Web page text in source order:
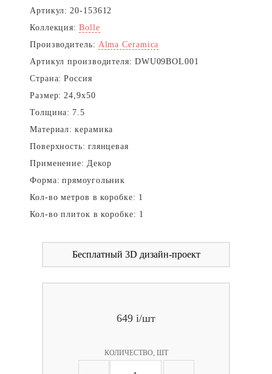
Артикул: 20-153612
Коллекция: Bolle
Производитель: Alma Ceramica
Артикул производителя: DWU09BOL001
Страна: Россия
Размер: 24,9x50
Толщина: 7.5
Материал: керамика
Поверхность: глянцевая
Применение: Декор
Форма: прямоугольник
Кол-во метров в коробке: 1
Кол-во плиток в коробке: 1
Бесплатный 3D дизайн-проект
649 i/шт
КОЛИЧЕСТВО, ШТ